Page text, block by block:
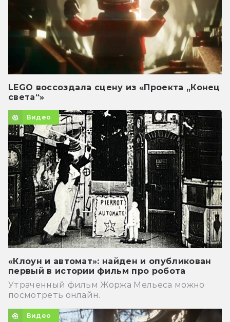
LEGO воссоздала сцену из «Проекта „Конец
света“»
Видео
«Клоун и автомат»: найден и опубликован
первый в истории фильм про робота
Утраченный фильм Жоржа Мельеса можно
посмотреть онлайн.
Видео